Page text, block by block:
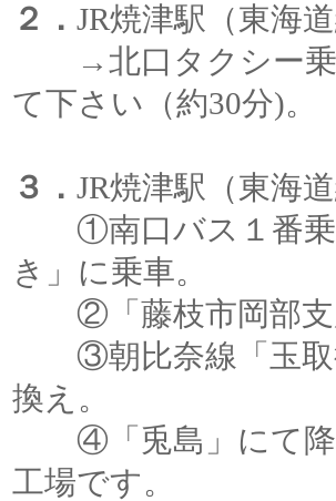
２． JR焼津駅（東海
→北口タクシー乗
て下さい（約30分)。
３． JR焼津駅（東海
①南口バス１番乗
き」に乗車。
②「藤枝市岡部支
③朝比奈線「玉取
換え。
④「兎島」にて降
工場です。